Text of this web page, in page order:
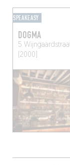
SPEAKEASY
DOGMA
5
(2000)